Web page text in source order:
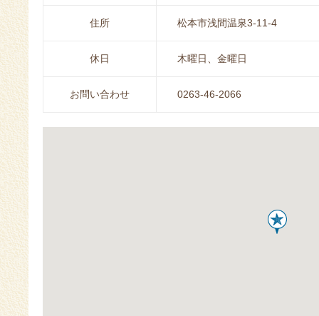
住所 松本市浅間温泉3-11-4
休日 木曜日、金曜日
お問い合わせ 0263-46-2066